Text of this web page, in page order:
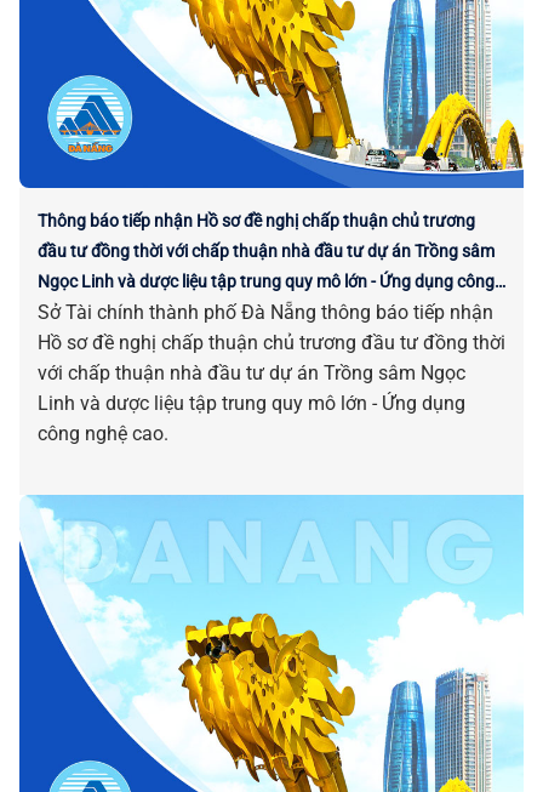
Thông báo tiếp nhận Hồ sơ đề nghị chấp thuận chủ trương
đầu tư đồng thời với chấp thuận nhà đầu tư dự án Trồng sâm
Ngọc Linh và dược liệu tập trung quy mô lớn - Ứng dụng công
nghệ cao
Sở Tài chính thành phố Đà Nẵng thông báo tiếp nhận
Hồ sơ đề nghị chấp thuận chủ trương đầu tư đồng thời
với chấp thuận nhà đầu tư dự án Trồng sâm Ngọc
Linh và dược liệu tập trung quy mô lớn - Ứng dụng
công nghệ cao.